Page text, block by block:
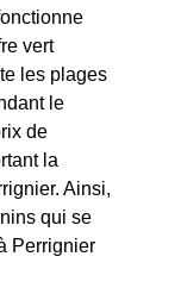
vert
les plages
le
de
la
Ainsi,
qui se
Perrignier